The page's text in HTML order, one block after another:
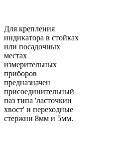
Для крепления
индикатора в стойках
или посадочных
местах
измерительных
приборов
предназначен
присоединительный
паз типа 'ласточкин
хвост' и переходные
стержни 8мм и 5мм.